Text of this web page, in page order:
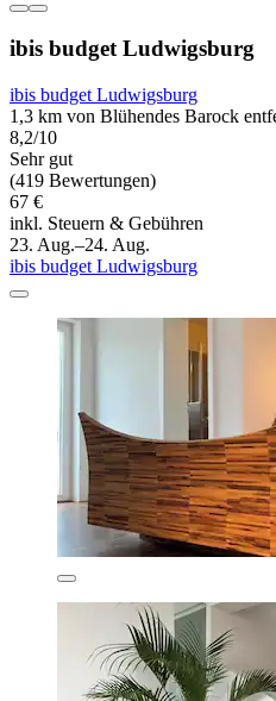
ibis budget Ludwigsburg
ibis budget Ludwigsburg
1,3 km von Blühendes Barock
8,2/10
Sehr gut
(419 Bewertungen)
67 €
inkl. Steuern & Gebühren
23. Aug.–24. Aug.
ibis budget Ludwigsburg